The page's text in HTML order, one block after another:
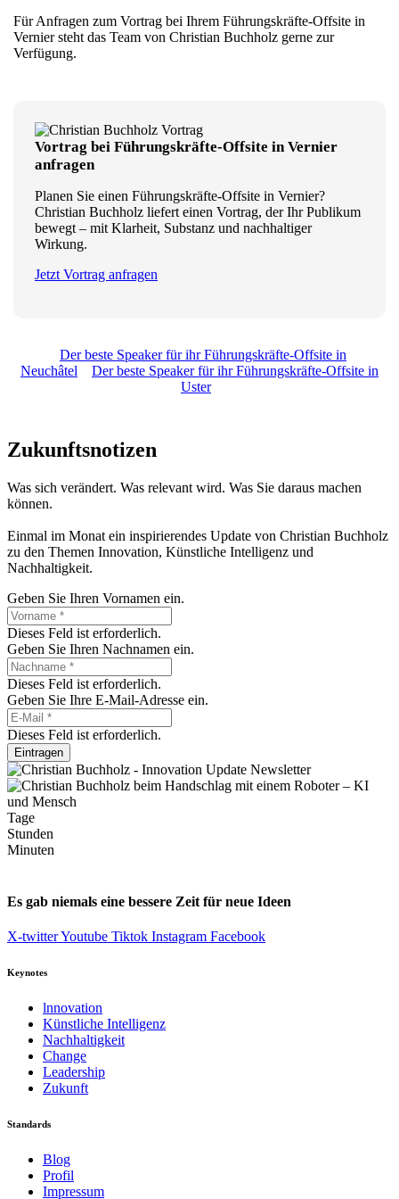
Für Anfragen zum Vortrag bei Ihrem Führungskräfte-Offsite in
Vernier steht das Team von Christian Buchholz gerne zur
Verfügung.
Vortrag bei Führungskräfte-Offsite in Vernier
anfragen
Planen Sie einen Führungskräfte-Offsite in Vernier?
Christian Buchholz liefert einen Vortrag, der Ihr Publikum
bewegt – mit Klarheit, Substanz und nachhaltiger
Wirkung.
Jetzt Vortrag anfragen
Der beste Speaker für ihr Führungskräfte-Offsite in
Neuchâtel
Der beste Speaker für ihr Führungskräfte-Offsite in
Uster
Zukunftsnotizen
Was sich verändert. Was relevant wird. Was Sie daraus machen
können.
Einmal im Monat ein inspirierendes Update von Christian Buchholz
zu den Themen Innovation, Künstliche Intelligenz und
Nachhaltigkeit.
Geben Sie Ihren Vornamen ein.
Dieses Feld ist erforderlich.
Geben Sie Ihren Nachnamen ein.
Dieses Feld ist erforderlich.
Geben Sie Ihre E-Mail-Adresse ein.
Dieses Feld ist erforderlich.
Eintragen
Tage
Stunden
Minuten
Es gab niemals eine bessere Zeit für neue Ideen
X-twitterYoutube Tiktok Instagram Facebook
Keynotes
lnnovation
Künstliche Intelligenz
Nachhaltigkeit
Change
Leadership
Zukunft
Standards
Blog
Profil
Impressum